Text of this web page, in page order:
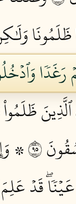
رَغَدٗا
٥٩
۞
قَدۡ